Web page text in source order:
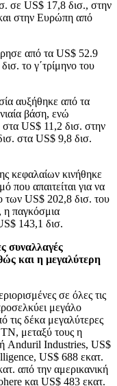
σε US$ 17,8 δισ., στην
στην Ευρώπη από
από τα US$ 52.9
το γ΄τρίμηνο του
αυξήθηκε από τα
βάση, ενώ
US$ 11,2 δισ. στην
στα US$ 9,8 δισ.
κεφαλαίων κινήθηκε
που απαιτείται για να
των US$ 202,8 δισ. του
η παγκόσμια
143,1 δισ.
συναλλαγές
και η μεγαλύτερη
σε όλες τις
μεγάλο
τις δέκα μεγαλύτερες
μεταξύ τους η
Anduril Industries, US$
US$ 688 εκατ.
από την αμερικανική
και US$ 483 εκατ.